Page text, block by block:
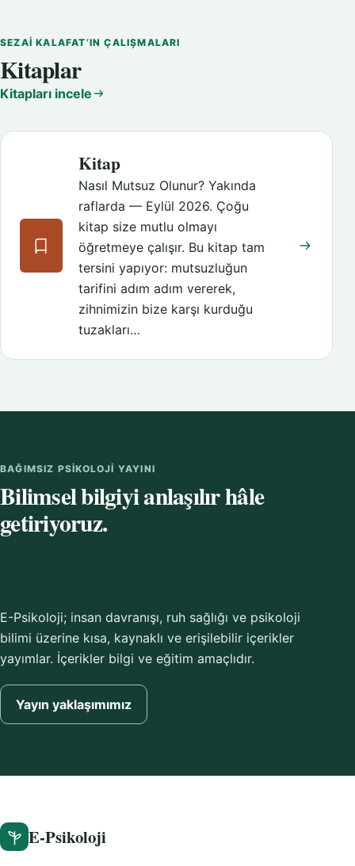
SEZAI KALAFAT’IN ÇALIŞMALARI
Kitaplar
Kitapları incele
Kitap
Nasıl Mutsuz Olunur? Yakında
raflarda — Eylül 2026. Çoğu
kitap size mutlu olmayı
öğretmeye çalışır. Bu kitap tam
tersini yapıyor: mutsuzluğun
tarifini adım adım vererek,
zihnimizin bize karşı kurduğu
tuzakları…
BAĞIMSIZ PSIKOLOJI YAYINI
Bilimsel bilgiyi anlaşılır hâle
getiriyoruz.
E-Psikoloji; insan davranışı, ruh sağlığı ve psikoloji
bilimi üzerine kısa, kaynaklı ve erişilebilir içerikler
yayımlar. İçerikler bilgi ve eğitim amaçlıdır.
Yayın yaklaşımımız
E-Psikoloji